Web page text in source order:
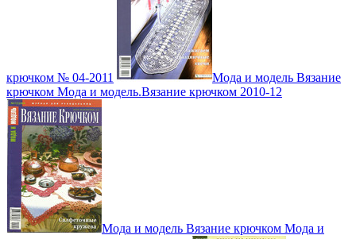
крючком № 04-2011
Мода и модель Вязание
крючком Мода и модель.Вязание крючком 2010-12
Мода и модель Вязание крючком Мода и